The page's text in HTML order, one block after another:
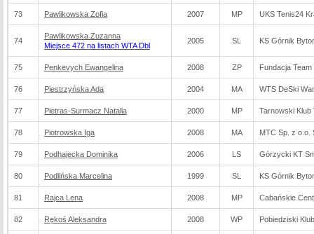
73 Pawlikowska Zofia 2007 MP UKS Tenis24
74
Pawlikowska Zuzanna
Miejsce 472 na listach WTA Dbl
2005 SL KS Górnik
75 Penkevych Ewangelina 2008 ZP Fundacja Team
76 Piestrzyńska Ada 2004 MA WTS DeSki
77 Pietras-Surmacz Natalia 2000 MP Tarnowski Klub
78 Piotrowska Iga 2008 MA MTC Sp. z o.o.
79 Podhajecka Dominika 2006 LS Górzycki KT
80 Podlińska Marcelina 1999 SL KS Górnik
81 Rajca Lena 2008 MP Cabańskie
82 Rękoś Aleksandra 2008 WP Pobiedziski